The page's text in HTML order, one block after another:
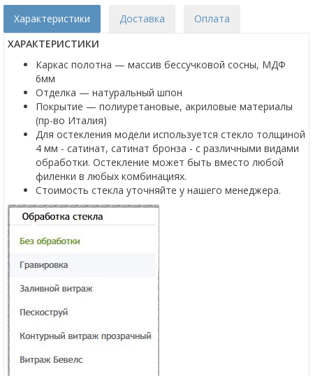
Характеристики Доставка
Оплата
ХАРАКТЕРИСТИКИ
Каркас полотна — массив бессучковой сосны, МДФ
6мм
Отделка — натуральный шпон
Покрытие — полиуретановые, акриловые материалы
(пр-во Италия)
Для остекления модели используется стекло толщиной
4 мм - сатинат, сатинат бронза - с различными видами
обработки. Остекление может быть вместо любой
филенки в любых комбинациях.
Стоимость стекла уточняйте у нашего менеджера.